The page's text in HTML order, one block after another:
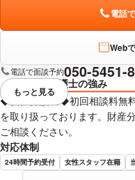
電話
Web
電話で面談予約050-5451-
弁護士の強み
◆女性弁護士◆初回相談料無
を取り扱っております。財産
ご相談ください。
対応体制
24時間予約受付 女性スタッフ在籍
視覚的に省略されている
もっと見る